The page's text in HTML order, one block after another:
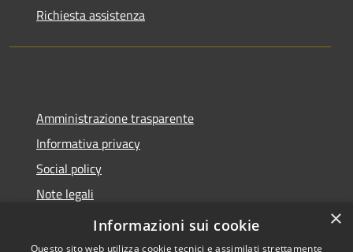
Richiesta assistenza
Amministrazione trasparente
Informativa privacy
Social policy
Note legali
Dichiarazione di accessibilità
×
Informazioni sui cookie
Questo sito web utilizza cookie tecnici e assimilati strettamente